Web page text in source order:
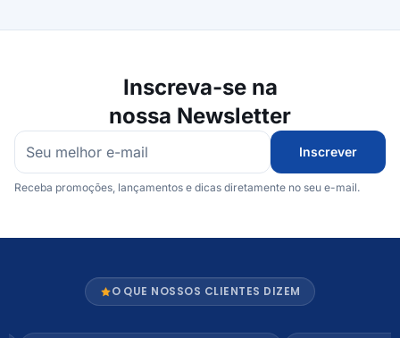
Inscreva-se na
nossa Newsletter
Inscrever
Receba promoções, lançamentos e dicas diretamente no seu e-mail.
O QUE NOSSOS CLIENTES DIZEM